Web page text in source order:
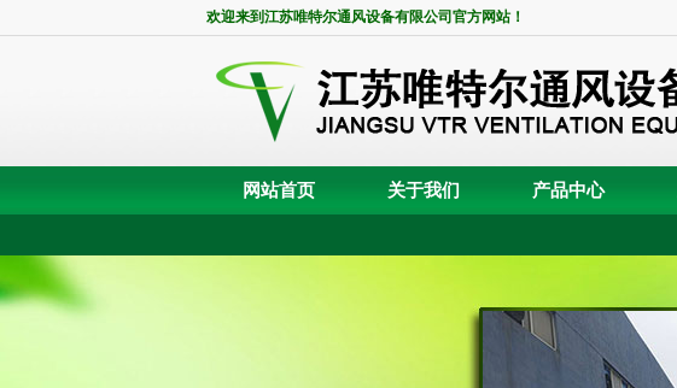
欢迎来到江苏唯特尔通风设备有限公司官方网站！
网站首页 关于我们 产品中心